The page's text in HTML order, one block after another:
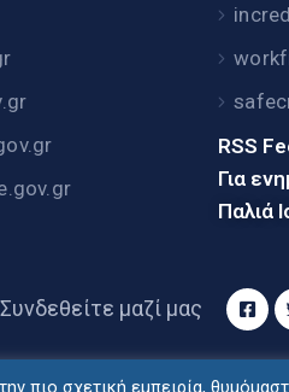
RSS
Για
Παλιά
Συνδεθείτε μαζί μας
σχετική εμπειρία,